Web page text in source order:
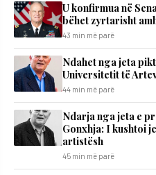
U konfirmua në
bëhet zyrtarisht
43 min më parë
Ndahet nga jeta
Universitetit të
44 min më parë
Ndarja nga jeta e
Gonxhja: I kushtoi
artistësh
45 min më parë